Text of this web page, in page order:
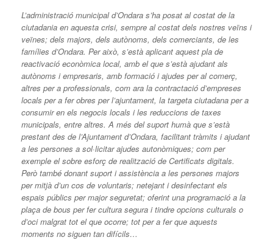
L’administració municipal d’Ondara s’ha posat al costat de la
ciutadania en aquesta crisi, sempre al costat dels nostres veïns i
veïnes; dels majors, dels autònoms, dels comerciants, de les
famílies d’Ondara. Per això, s’està aplicant aquest pla de
reactivació econòmica local, amb el que s’està ajudant als
autònoms i empresaris, amb formació i ajudes per al comerç,
altres per a professionals, com ara la contractació d’empreses
locals per a fer obres per l’ajuntament, la targeta ciutadana per a
consumir en els negocis locals i les reduccions de taxes
municipals, entre altres. A més del suport humà que s’està
prestant des de l’Ajuntament d’Ondara, facilitant tràmits i ajudant
a les persones a sol·licitar ajudes autonòmiques; com per
exemple el sobre esforç de realització de Certificats digitals.
Però també donant suport i assistència a les persones majors
per mitjà d’un cos de voluntaris; netejant i desinfectant els
espais públics per major seguretat; oferint una programació a la
plaça de bous per fer cultura segura i tindre opcions culturals o
d’oci malgrat tot el que ocorre; tot per a fer que aquests
moments no siguen tan difícils…